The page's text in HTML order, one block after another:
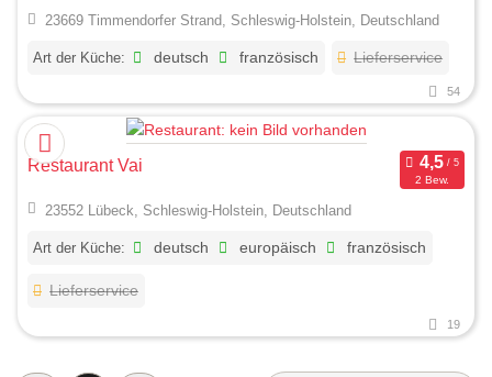
23669 Timmendorfer Strand, Schleswig-Holstein, Deutschland
Art der Küche: deutsch französisch Lieferservice
54
Restaurant Vai
2 Bew.
23552 Lübeck, Schleswig-Holstein, Deutschland
Art der Küche: deutsch europäisch französisch
Lieferservice
19